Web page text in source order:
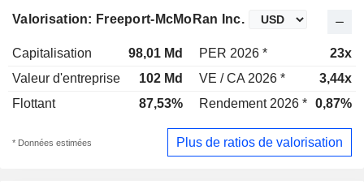
Valorisation: Freeport-McMoRan Inc.
Capitalisation 98,01 Md PER 2026 *
23x
Valeur d'entreprise
102 Md VE / CA 2026 *
3,44x
Flottant
87,53% Rendement 2026 * 0,87%
* Données estimées Plus de ratios de valorisation